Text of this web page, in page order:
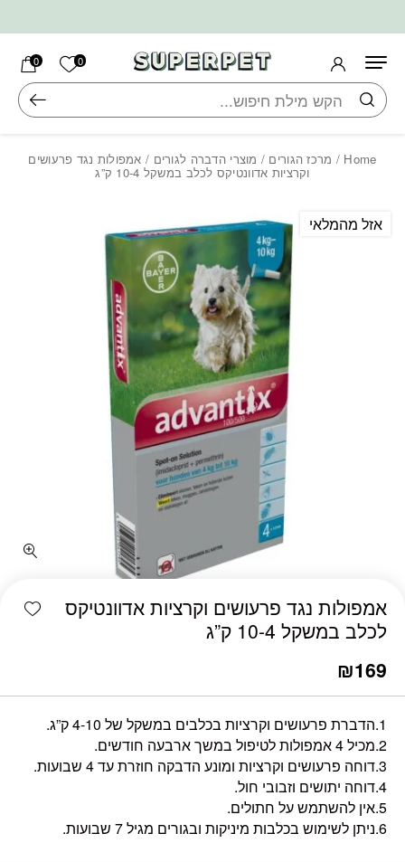
0 הרשימה
0
חיפוש
Home
/ מרכז הגורים / מוצרי הדברה לגורים / אמפולות נגד פרעושים
וקרציות אדוונטיקס לכלב במשקל 10-4 ק”ג
אמפולות נגד פרעושים וקרציות אדוונטיקס
לכלב במשקל 10-4 ק”ג
₪169
1.הדברת פרעושים וקרציות בכלבים במשקל של 4-10 ק”ג.
2.מכיל 4 אמפולות לטיפול במשך ארבעה חודשים.
3.דוחה פרעושים וקרציות ומונע הדבקה חוזרת עד 4 שבועות.
4.דוחה יתושים וזבובי חול.
5.אין להשתמש על חתולים.
6.ניתן לשימוש בכלבות מיניקות ובגורים מגיל 7 שבועות.
אזל מהמלאי